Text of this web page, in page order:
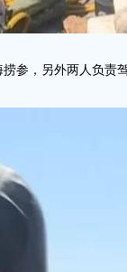
参，另外两人负责驾